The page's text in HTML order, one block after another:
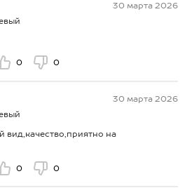
30 марта 2026
0 0
30 марта 2026
на
0 0